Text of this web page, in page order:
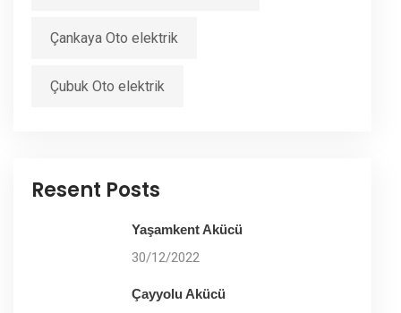
Çankaya Oto elektrik
Çubuk Oto elektrik
Resent Posts
Yaşamkent Akücü
30/12/2022
Çayyolu Akücü